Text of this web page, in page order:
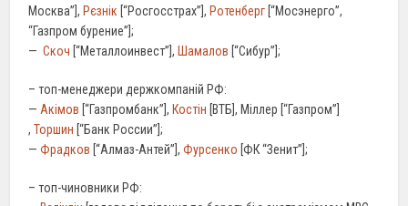
Москва”], Рєзнік [“Росгосстрах”], Ротенберг [“Мосэнерго”,
“Газпром бурение”];
—Скоч [“Металлоинвест”], Шамалов [“Сибур”];
– топ-менеджери держкомпаній РФ:
— Акімов [“Газпромбанк”], Костін [ВТБ], Міллер [“Газпром”]
,Торшин [“Банк России”];
—Фрадков [“Алмаз-Антей”],Фурсенко [ФК “Зенит”];
– топ-чиновники РФ: